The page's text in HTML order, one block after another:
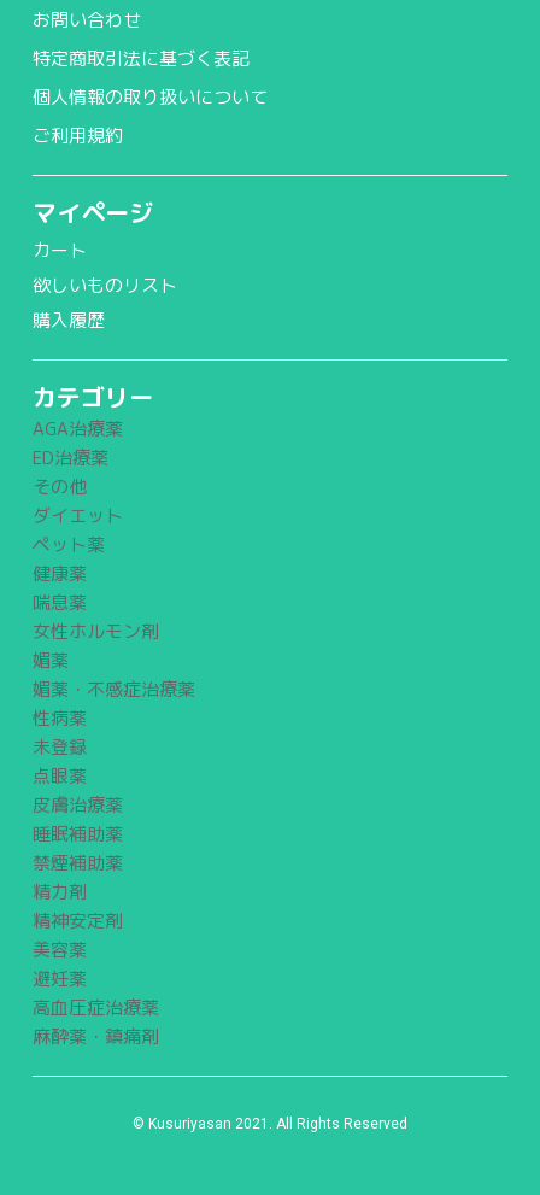
お問い合わせ
特定商取引法に基づく表記
個人情報の取り扱いについて
ご利用規約
マイページ
カート
欲しいものリスト
購入履歴
カテゴリー
AGA治療薬
ED治療薬
その他
ダイエット
ペット薬
健康薬
喘息薬
女性ホルモン剤
媚薬
媚薬・不感症治療薬
性病薬
未登録
点眼薬
皮膚治療薬
睡眠補助薬
禁煙補助薬
精力剤
精神安定剤
美容薬
避妊薬
高血圧症治療薬
麻酔薬・鎮痛剤
© Kusuriyasan 2021. All Rights Reserved